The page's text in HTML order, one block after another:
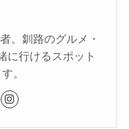
。釧路のグルメ・
に行けるスポット
。